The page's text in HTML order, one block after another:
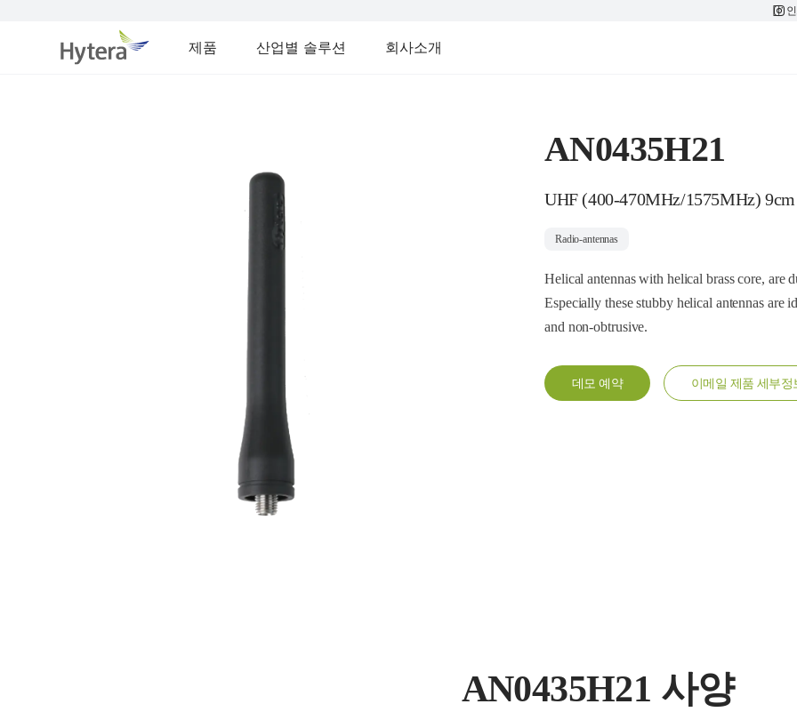
제품 산업별 솔루션 회사소개
AN0435H21
UHF (400-470MHz/1575MHz) 9cm
Radio-antennas
Helical antennas with helical brass core, are
Especially these stubby helical antennas are
and non-obtrusive.
데모 예약 이메일 제품 세부정
AN0435H21 사양